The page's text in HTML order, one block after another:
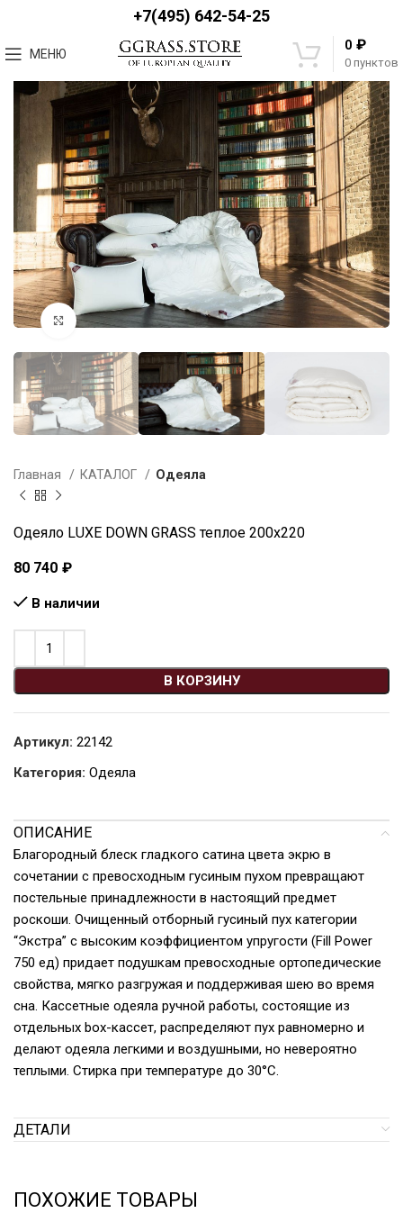
+7(495) 642-54-25
МЕНЮ
0 пунктов
0 ₽
Увеличить
Главная КАТАЛОГ Одеяла
Одеяло LUXE DOWN GRASS теплое 200х220
80 740 ₽
В наличии
В КОРЗИНУ
Артикул: 22142
Категория: Одеяла
ОПИСАНИЕ
Благородный блеск гладкого сатина цвета экрю в
сочетании с превосходным гусиным пухом превращают
постельные принадлежности в настоящий предмет
роскоши. Очищенный отборный гусиный пух категории
“Экстра” с высоким коэффициентом упругости (Fill Power
750 ед) придает подушкам превосходные ортопедические
свойства, мягко разгружая и поддерживая шею во время
сна. Кассетные одеяла ручной работы, состоящие из
отдельных box-кассет, распределяют пух равномерно и
делают одеяла легкими и воздушными, но невероятно
теплыми. Стирка при температуре до 30°С.
ДЕТАЛИ
ПОХОЖИЕ ТОВАРЫ